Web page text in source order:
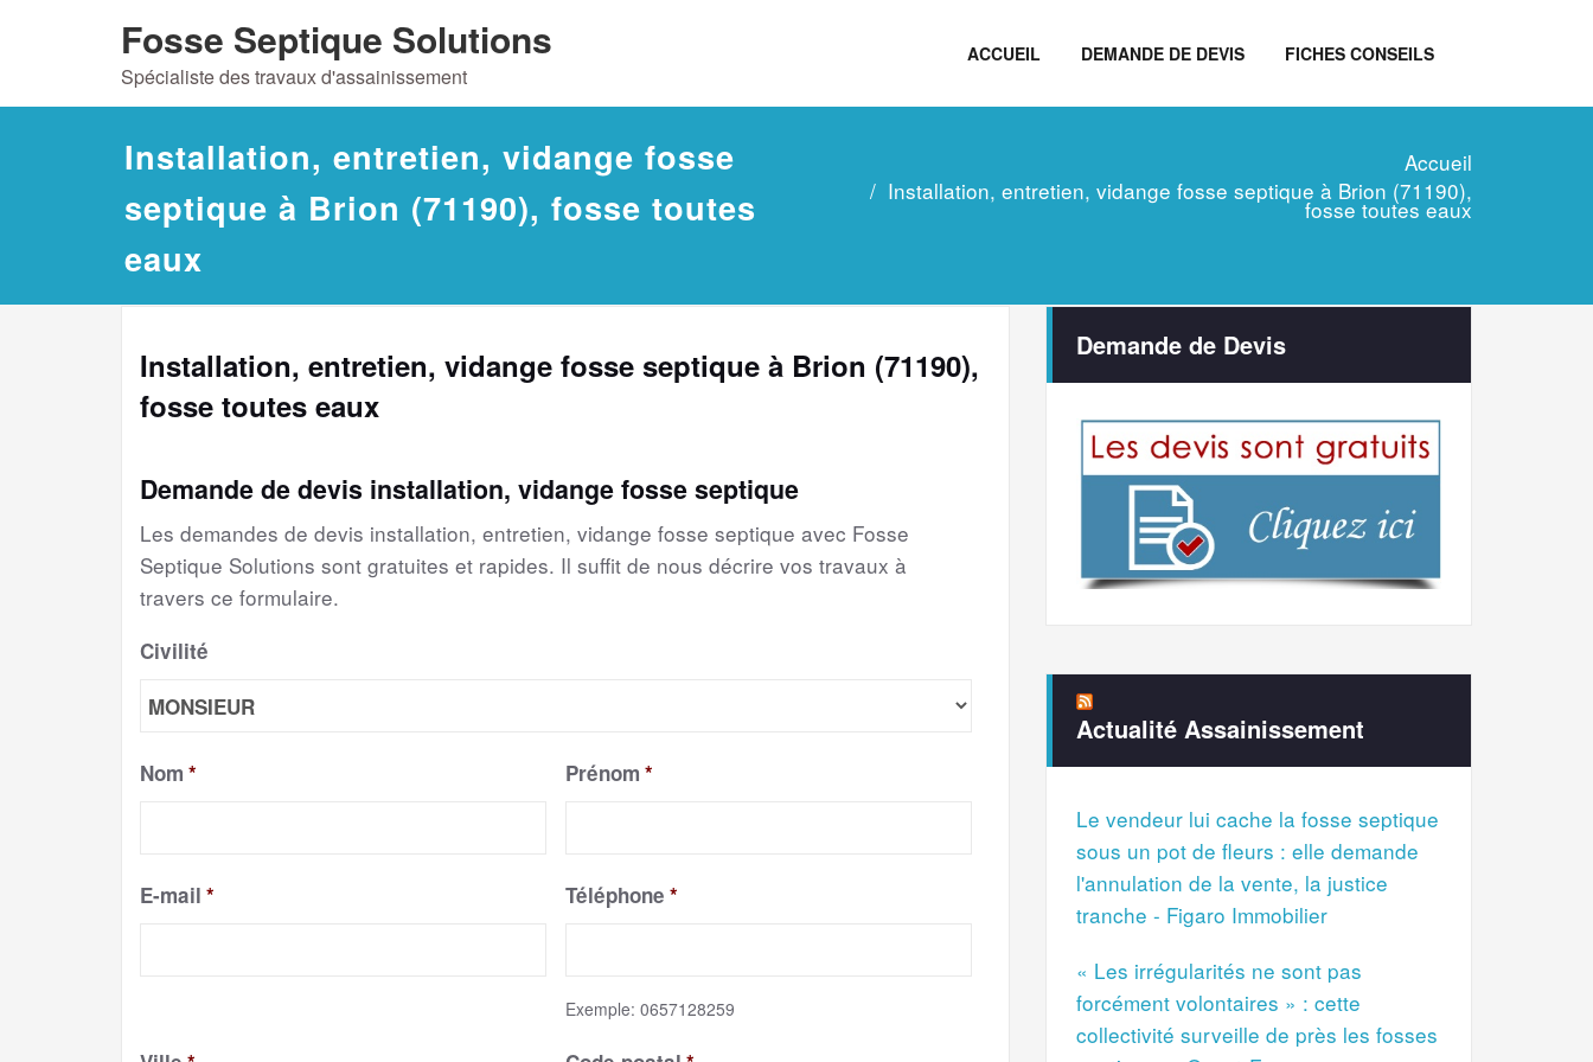
Fosse Septique Solutions
Spécialiste des travaux d'assainissement
ACCUEIL DEMANDE DE DEVIS FICHES CONSEILS
Installation, entretien, vidange fosse
septique à Brion (71190), fosse toutes
eaux
Accueil
Installation, entretien, vidange fosse septique à Brion (71190),
fosse toutes eaux
Installation, entretien, vidange fosse septique à Brion (71190),
fosse toutes eaux
Demande de devis installation, vidange fosse septique
Les demandes de devis installation, entretien, vidange fosse septique avec Fosse
Septique Solutions sont gratuites et rapides. Il suffit de nous décrire vos travaux à
travers ce formulaire.
Civilité
Nom * Prénom *
E-mail * Téléphone *
Exemple: 0657128259
Demande de Devis
Actualité Assainissement
Le vendeur lui cache la fosse septique
sous un pot de fleurs : elle demande
l'annulation de la vente, la justice
tranche - Figaro Immobilier
« Les irrégularités ne sont pas
forcément volontaires » : cette
collectivité surveille de près les fosses